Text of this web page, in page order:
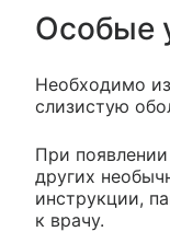
Особые
Необходимо
слизистую
При
других
инструкции,
к врачу.